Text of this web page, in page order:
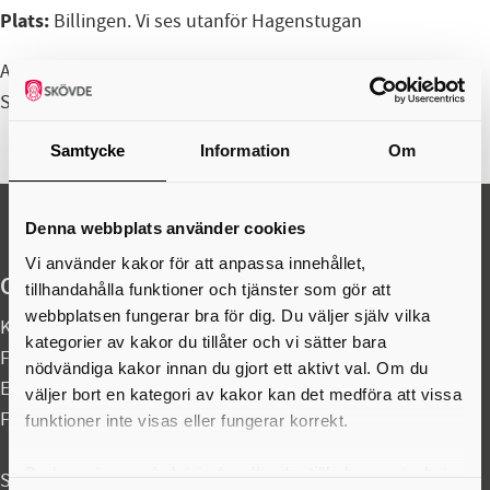
Samtycke Information Om
Denna webbplats använder cookies
Vi använder kakor för att anpassa innehållet,
tillhandahålla funktioner och tjänster som gör att
webbplatsen fungerar bra för dig. Du väljer själv vilka
kategorier av kakor du tillåter och vi sätter bara
nödvändiga kakor innan du gjort ett aktivt val. Om du
väljer bort en kategori av kakor kan det medföra att vissa
funktioner inte visas eller fungerar korrekt.
Plats: Billingen. Vi ses utanför Hagenstugan
Anordnat av träffpunkterna- mötesplatser för seniorer i
Skövde kommun.
Organisationsuppgifter
Kontaktcenter: 0500-49 80 00
Felanmälan akuta fel dygnet runt:0500-49 97 00
E-post:skovdekommun@skovde.se
Fax: 0500-41 49 60
Skövde kommun